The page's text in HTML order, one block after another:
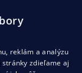
reklám a analýzu
zdieľame aj